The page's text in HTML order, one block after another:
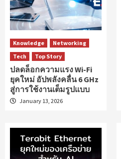
Knowledge
Networking
Tech
Top Story
ปลดล็อกความแรง Wi-Fi
ยุคใหม่ อัปพลังคลื่น 6 GHz
สู่การใช้งานเต็มรูปแบบ
January 13, 2026